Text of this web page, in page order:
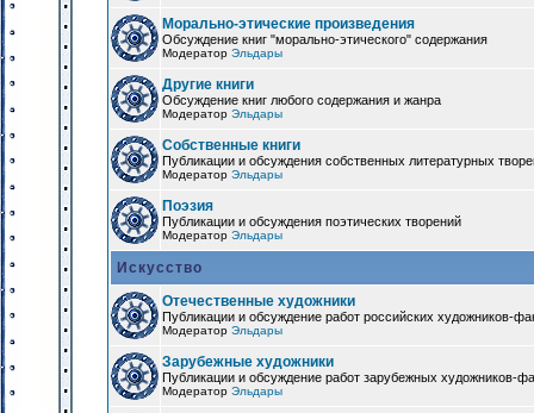
Морально-этические произведения
Обсуждение книг "морально-этического" содержания
Модератор Эльдары
Другие книги
Обсуждение книг любого содержания и жанра
Модератор Эльдары
Собственные книги
Публикации и обсуждения собственных литературных
Модератор Эльдары
Поэзия
Публикации и обсуждения поэтических творений
Модератор Эльдары
Искусство
Отечественные художники
Публикации и обсуждение работ российских художников-
Модератор Эльдары
Зарубежные художники
Публикации и обсуждение работ зарубежных художников-
Модератор Эльдары